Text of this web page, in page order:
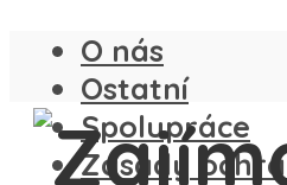
O nás
Ostatní
Spolupráce
Zásady